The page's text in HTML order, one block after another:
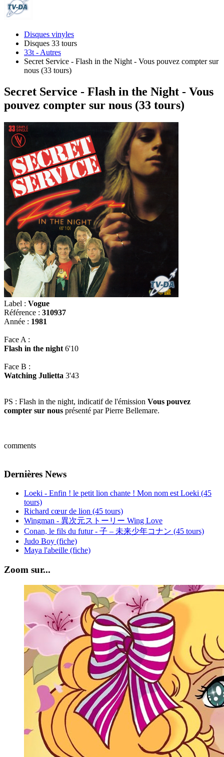
Disques vinyles
Disques 33 tours
33t - Autres
Secret Service - Flash in the Night - Vous pouvez compter sur
nous (33 tours)
Secret Service - Flash in the Night - Vous
pouvez compter sur nous (33 tours)
Label : Vogue
Référence : 310937
Année : 1981
Face A :
Flash in the night 6'10
Face B :
Watching Julietta 3'43
PS : Flash in the night, indicatif de l'émission Vous pouvez
compter sur nous présenté par Pierre Bellemare.
comments
Dernières News
Loeki - Enfin ! le petit lion chante ! Mon nom est Loeki (45
tours)
Richard cœur de lion (45 tours)
Wingman - 異次元ストーリー Wing Love
Conan, le fils du futur - 子 – 未来少年コナン (45 tours)
Judo Boy (fiche)
Maya l'abeille (fiche)
Zoom sur...